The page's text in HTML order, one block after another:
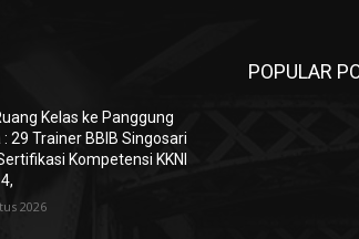
Kelas ke Panggung
: 29 Trainer BBIB Singosari
Kompetensi KKNI
2026
POPULAR